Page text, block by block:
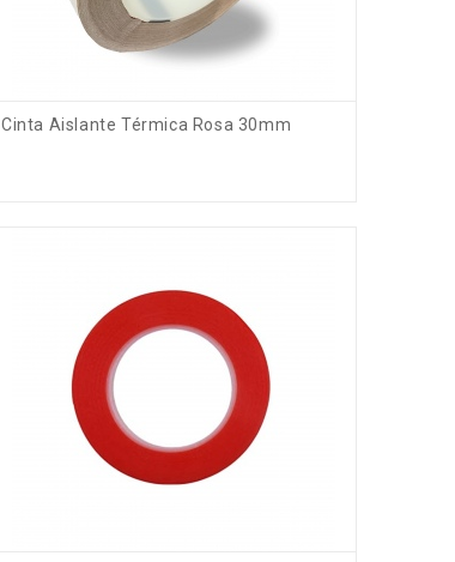
Cinta Aislante Térmica Rosa 30mm